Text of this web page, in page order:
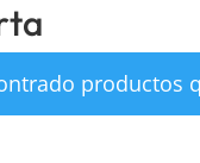
productos